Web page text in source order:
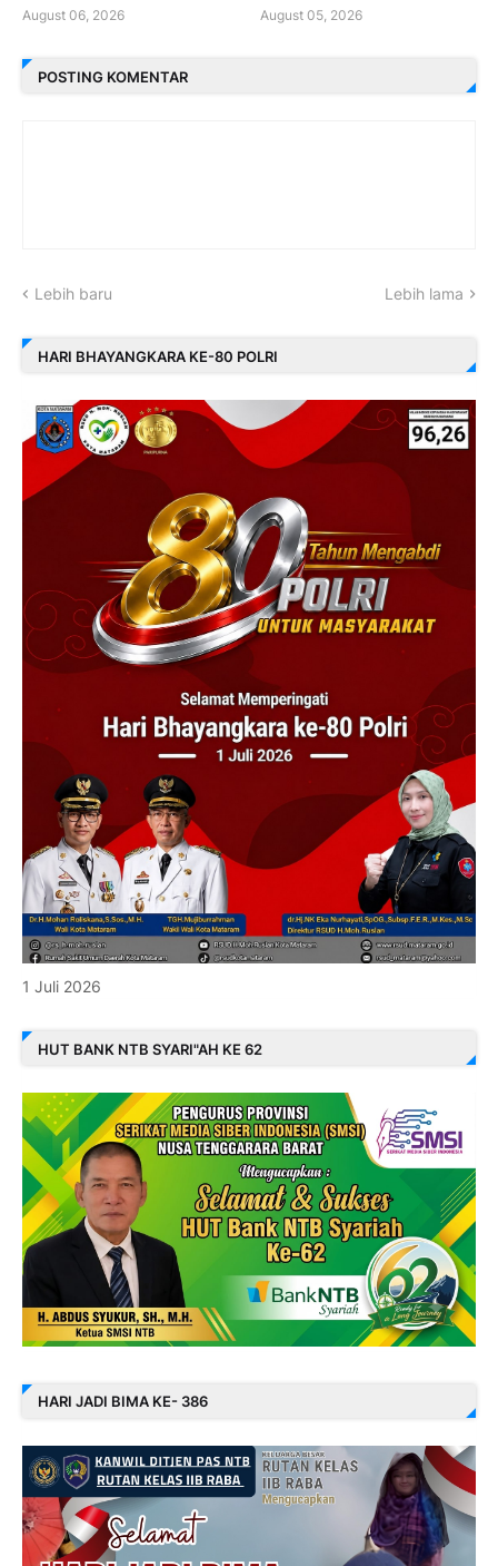
August 06, 2026 August 05, 2026
POSTING KOMENTAR
Lebih baru Lebih lama
HARI BHAYANGKARA KE-80 POLRI
1 Juli 2026
HUT BANK NTB SYARI"AH KE 62
HARI JADI BIMA KE- 386